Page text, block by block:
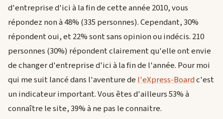
d'entreprise d'ici à la fin de cette année 2010, vous
répondez non à 48% (335 personnes). Cependant, 30%
répondent oui, et 22% sont sans opinion ou indécis. 210
personnes (30%) répondent clairement qu'elle ont envie
de changer d'entreprise d'ici à la fin de l'année. Pour moi
qui me suit lancé dans l'aventure del'eXpress-Boardc'est
un indicateur important. Vous êtes d'ailleurs 53% à
connaître le site, 39% à ne pas le connaitre.